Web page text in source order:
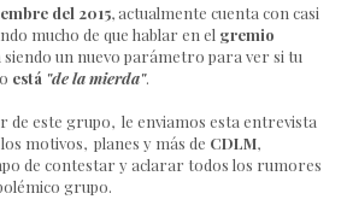
del 2015, actualmente cuenta con casi
mucho de que hablar en el gremio
siendo un nuevo parámetro para ver si tu
está "de la mierda".
de este grupo, le enviamos esta entrevista
motivos, planes y más de CDLM,
de contestar y aclarar todos los rumores
grupo.